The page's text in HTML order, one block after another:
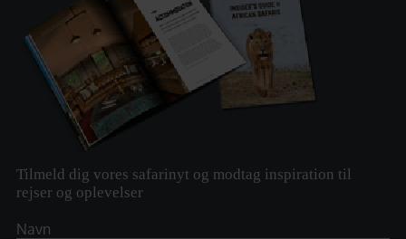
Tilmeld dig vores safarinyt og modtag inspiration til
rejser og oplevelser